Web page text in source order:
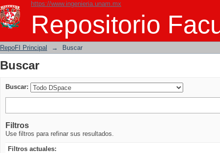
https://www.ingenieria.unam.mx
Repositorio
Buscar
RepoFI Principal → Buscar
Buscar
Buscar:
Filtros
Use filtros para refinar sus resultados.
Filtros actuales: